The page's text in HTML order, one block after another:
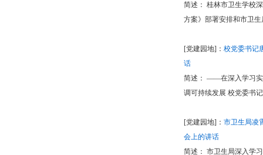
简述： 桂林市卫生学校
方案》部署安排和市卫
[党建园地]： 校党委书记
话
简述： ——在深入学习实
调可持续发展 校党委书
[党建园地]： 市卫生局凌
会上的讲话
简述： 市卫生局深入学